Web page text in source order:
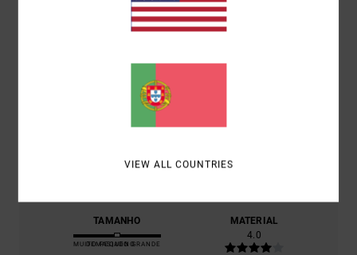
1 AVALIAÇÕES VERIFICADAS
NOVEMBRO 2025
100% DOS NOSSOS CLIENTES RECOMENDAM ESTE
CONFORTO
3.0
TAMANHO
MUITO PEQUENO
DEMASIADO GRANDE
MATERIAL
4.0
VIEW ALL COUNTRIES